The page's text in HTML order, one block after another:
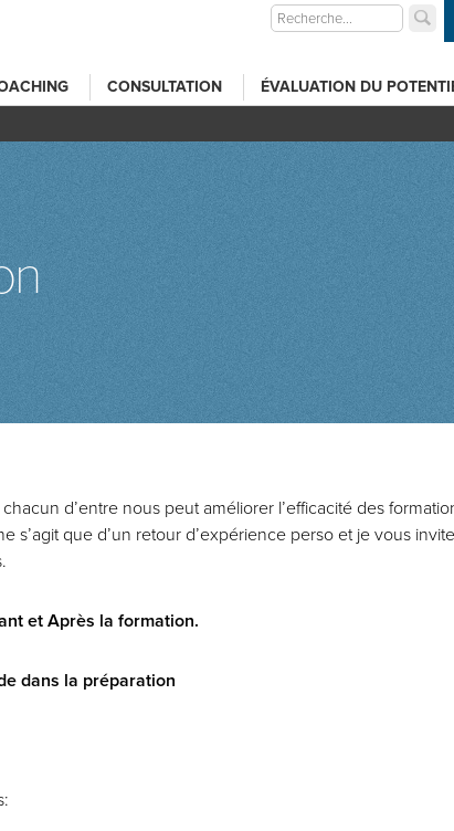
CONSULTATION ÉVALUATION DU
d’entre nous peut améliorer l’efficacité des
s’agit que d’un retour d’expérience perso et je vous
et Après la formation.
dans la préparation